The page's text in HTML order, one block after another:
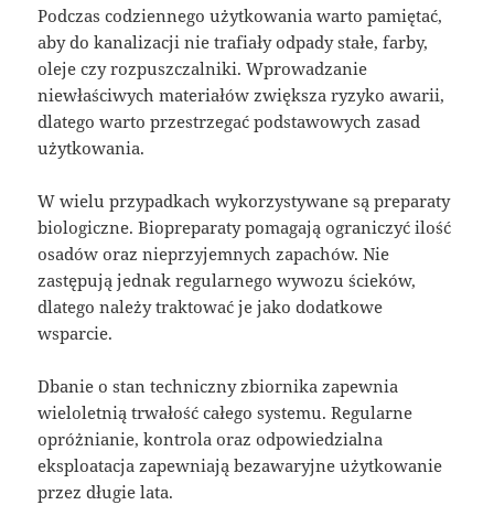
Podczas codziennego użytkowania warto pamiętać,
aby do kanalizacji nie trafiały odpady stałe, farby,
oleje czy rozpuszczalniki. Wprowadzanie
niewłaściwych materiałów zwiększa ryzyko awarii,
dlatego warto przestrzegać podstawowych zasad
użytkowania.
W wielu przypadkach wykorzystywane są preparaty
biologiczne. Biopreparaty pomagają ograniczyć ilość
osadów oraz nieprzyjemnych zapachów. Nie
zastępują jednak regularnego wywozu ścieków,
dlatego należy traktować je jako dodatkowe
wsparcie.
Dbanie o stan techniczny zbiornika zapewnia
wieloletnią trwałość całego systemu. Regularne
opróżnianie, kontrola oraz odpowiedzialna
eksploatacja zapewniają bezawaryjne użytkowanie
przez długie lata.